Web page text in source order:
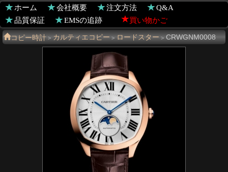
ホーム 会社概要 注文方法
Q&A
品質保証
EMSの追跡 買い物かご
コピー時計 > カルティエコピー > ロードスター > CRWGNM0008